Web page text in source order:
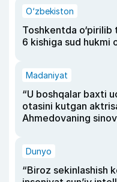
O‘zbekiston
Toshkentda o‘pirilib
6 kishiga sud hukmi
Madaniyat
“U boshqalar baxti
otasini kutgan
Ahmedovaning
Dunyo
“Biroz sekinlashish